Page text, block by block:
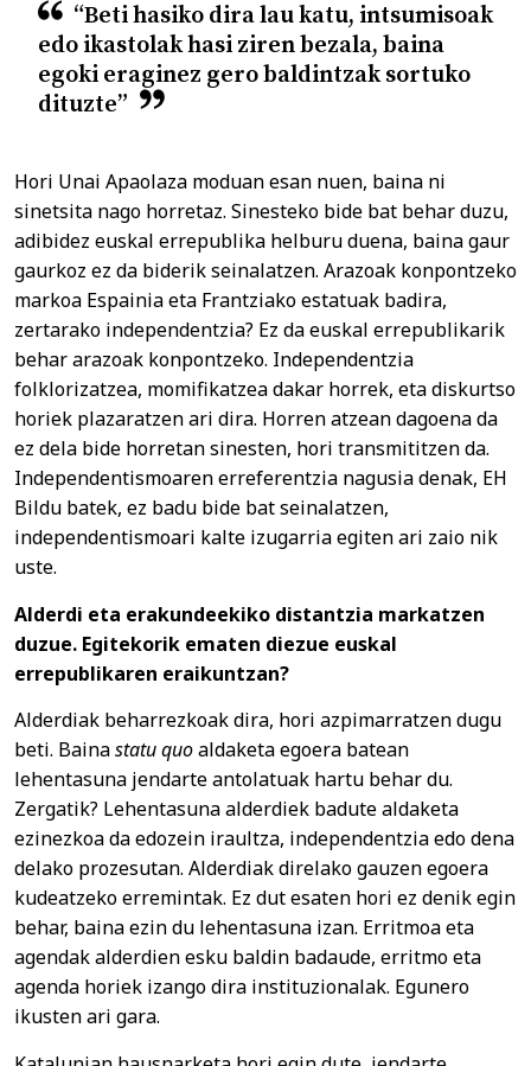
“Beti hasiko dira lau katu, intsumisoak
edo ikastolak hasi ziren bezala, baina
egoki eraginez gero baldintzak sortuko
dituzte”
Hori Unai Apaolaza moduan esan nuen, baina ni
sinetsita nago horretaz. Sinesteko bide bat behar duzu,
adibidez euskal errepublika helburu duena, baina gaur
gaurkoz ez da biderik seinalatzen. Arazoak konpontzeko
markoa Espainia eta Frantziako estatuak badira,
zertarako independentzia? Ez da euskal errepublikarik
behar arazoak konpontzeko. Independentzia
folklorizatzea, momifikatzea dakar horrek, eta diskurtso
horiek plazaratzen ari dira. Horren atzean dagoena da
ez dela bide horretan sinesten, hori transmititzen da.
Independentismoaren erreferentzia nagusia denak, EH
Bildu batek, ez badu bide bat seinalatzen,
independentismoari kalte izugarria egiten ari zaio nik
uste.
Alderdi eta erakundeekiko distantzia markatzen
duzue. Egitekorik ematen diezue euskal
errepublikaren eraikuntzan?
Alderdiak beharrezkoak dira, hori azpimarratzen dugu
beti. Bainastatu quoaldaketa egoera batean
lehentasuna jendarte antolatuak hartu behar du.
Zergatik? Lehentasuna alderdiek badute aldaketa
ezinezkoa da edozein iraultza, independentzia edo dena
delako prozesutan. Alderdiak direlako gauzen egoera
kudeatzeko erremintak. Ez dut esaten hori ez denik egin
behar, baina ezin du lehentasuna izan. Erritmoa eta
agendak alderdien esku baldin badaude, erritmo eta
agenda horiek izango dira instituzionalak. Egunero
ikusten ari gara.